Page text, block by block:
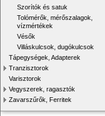
Szorítók és satuk
Tolómérők, mérőszalagok,
vízmértékek
Vésők
Villáskulcsok, dugókulcsok
Tápegységek, Adapterek
Tranzisztorok
Varisztorok
Vegyszerek, ragasztók
Zavarszűrők, Ferritek